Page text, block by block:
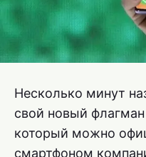
Несколько минут
свой новый
который можно
смартфоном